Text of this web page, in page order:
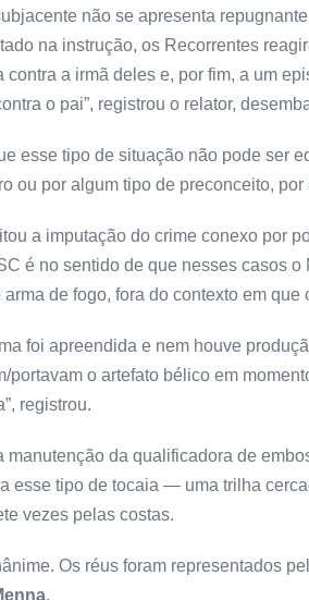
não se apresenta
na instrução, os Recorrentes
contra a irmã deles e, por fim, a um
o pai”, registrou o relator,
esse tipo de situação não pode ser
ou por algum tipo de preconceito,
a imputação do crime conexo por
é no sentido de que nesses casos
de fogo, fora do contexto em que
foi apreendida e nem houve
portavam o artefato bélico em
registrou.
manutenção da qualificadora de
esse tipo de tocaia — uma trilha
vezes pelas costas.
Os réus foram representados
.